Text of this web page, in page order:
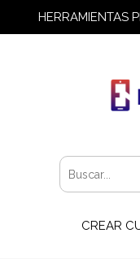
HERRAMIENTAS
CREAR